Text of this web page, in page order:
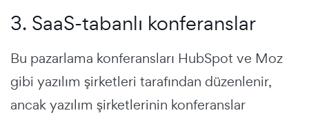
3. SaaS-tabanlı konferanslar
Bu pazarlama konferansları HubSpot ve Moz
gibi yazılım şirketleri tarafından düzenlenir,
ancak yazılım şirketlerinin konferanslar